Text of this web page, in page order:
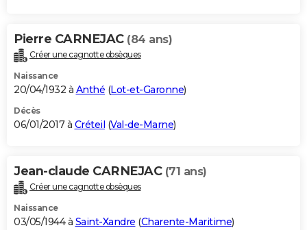
Pierre CARNEJAC (84 ans)
Créer une cagnotte obsèques
Naissance
20/04/1932 à Anthé (Lot-et-Garonne)
Décès
06/01/2017 à Créteil (Val-de-Marne)
Jean-claude CARNEJAC (71 ans)
Créer une cagnotte obsèques
Naissance
03/05/1944 à Saint-Xandre (Charente-Maritime)